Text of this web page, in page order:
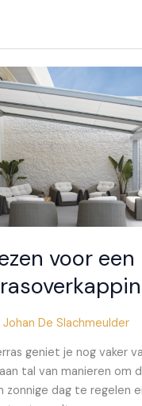
voor een
Johan De Slachmeulder
geniet je nog vaker
tal van manieren om
zonnige dag te regelen